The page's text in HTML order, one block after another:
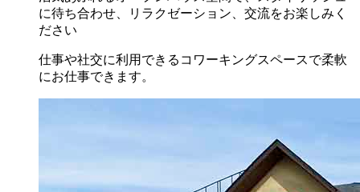
に待ち合わせ、リラクゼーション、交流をお楽しみく
ださい
仕事や社交に利用できるコワーキングスペースで柔軟
にお仕事できます。